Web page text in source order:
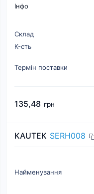
Інфо
Склад
К-cть
Термін поставки
135,48 грн
KAUTEK SERH008
Найменування